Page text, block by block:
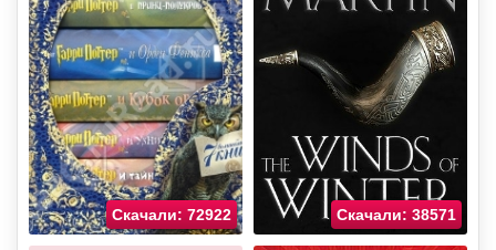
Скачали: 72922 Скачали: 38571